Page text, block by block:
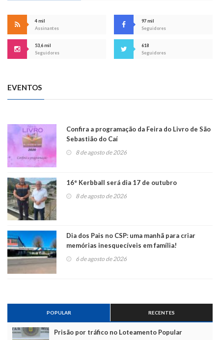
4 mil
Assinantes
97 mil
Seguidores
53,6 mil
Seguidores
618
Seguidores
EVENTOS
Confira a programação da Feira do Livro de São
Sebastião do Caí
8 de agosto de 2026
16° Kerbball será dia 17 de outubro
8 de agosto de 2026
Dia dos Pais no CSP: uma manhã para criar
memórias inesquecíveis em família!
6 de agosto de 2026
POPULAR RECENTES
Prisão por tráfico no Loteamento Popular